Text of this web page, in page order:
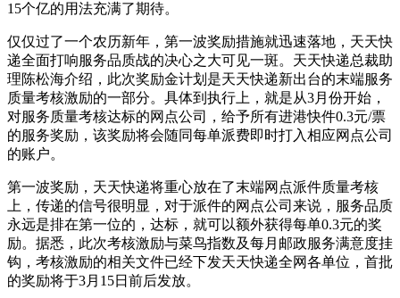
15个亿的用法充满了期待。
仅仅过了一个农历新年，第一波奖励措施就迅速落地，天天快
递全面打响服务品质战的决心之大可见一斑。天天快递总裁助
理陈松海介绍，此次奖励金计划是天天快递新出台的末端服务
质量考核激励的一部分。具体到执行上，就是从3月份开始，
对服务质量考核达标的网点公司，给予所有进港快件0.3元/票
的服务奖励，该奖励将会随同每单派费即时打入相应网点公司
的账户。
第一波奖励，天天快递将重心放在了末端网点派件质量考核
上，传递的信号很明显，对于派件的网点公司来说，服务品质
永远是排在第一位的，达标，就可以额外获得每单0.3元的奖
励。据悉，此次考核激励与菜鸟指数及每月邮政服务满意度挂
钩，考核激励的相关文件已经下发天天快递全网各单位，首批
的奖励将于3月15日前后发放。